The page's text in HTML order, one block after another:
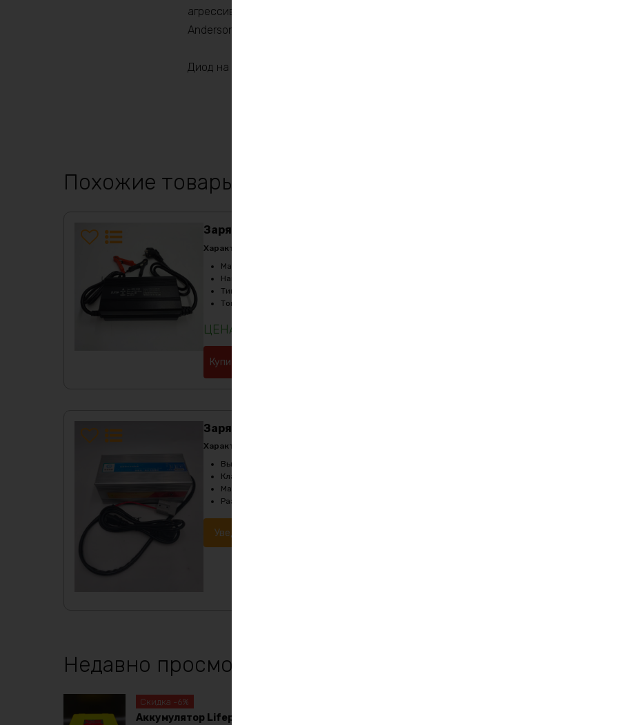
агрессивных условиях. Зарядное устройство имеет евро-вилку для включения в
Anderson 50A с ручкой для подсоединения к аккумулятору.
Диод на корпусе отображают текущее состояние батареи и процесса зарядки.
Похожие товары
Зарядное устройство lifepo4 24в 20А
Характеристики:
Масса
Напряжение
Тип
Ток заряда
Купить в 1 клик
Зарядное устройство 48V 20/10А
Характеристики:
Выходное напряжение
Класс защиты
Масса
Размеры
Уведомить о наличии
Недавно просмотренные товары
Скидка -6%
Аккумулятор Lifepo4 12в 230ач